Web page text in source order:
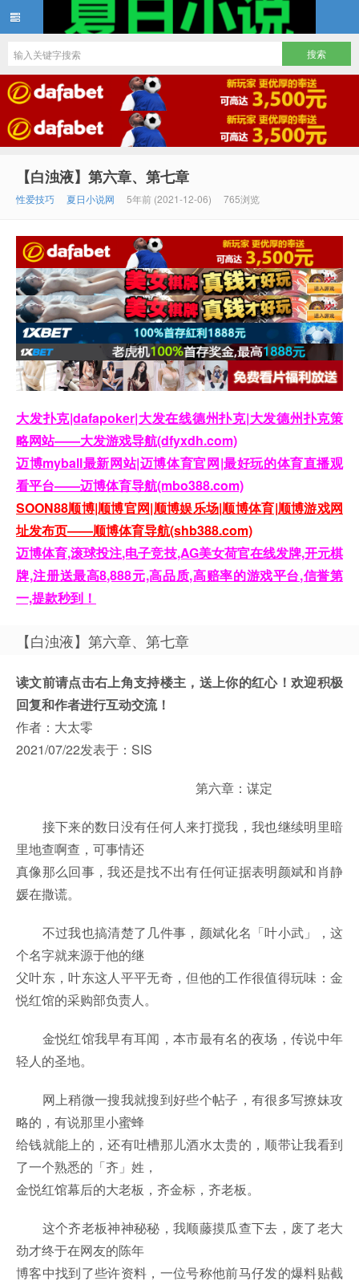
夏日小说
【白浊液】第六章、第七章
性爱技巧 夏日小说网 5年前 (2021-12-06) 765浏览
大发扑克|dafapoker|大发在线德州扑克|大发德州扑克策
略网站——大发游戏导航(dfyxdh.com)
迈博myball最新网站|迈博体育官网|最好玩的体育直播观
看平台——迈博体育导航(mbo388.com)
SOON88顺博|顺博官网|顺博娱乐场|顺博体育|顺博游戏网
址发布页——顺博体育导航(shb388.com)
迈博体育,滚球投注,电子竞技,AG美女荷官在线发牌,开元棋
牌,注册送最高8,888元,高品质,高赔率的游戏平台,信誉第
一,提款秒到！
【白浊液】第六章、第七章
读文前请点击右上角支持楼主，送上你的红心！欢迎积极
回复和作者进行互动交流！
作者：大太零
2021/07/22发表于：SIS
第六章：谋定
接下来的数日没有任何人来打搅我，我也继续明里暗
里地查啊查，可事情还
真像那么回事，我还是找不出有任何证据表明颜斌和肖静
媛在撒谎。
不过我也搞清楚了几件事，颜斌化名「叶小武」，这
个名字就来源于他的继
父叶东，叶东这人平平无奇，但他的工作很值得玩味：金
悦红馆的采购部负责人。
金悦红馆我早有耳闻，本市最有名的夜场，传说中年
轻人的圣地。
网上稍微一搜我就搜到好些个帖子，有很多写撩妹攻
略的，有说那里小蜜蜂
给钱就能上的，还有吐槽那儿酒水太贵的，顺带让我看到
了一个熟悉的「齐」姓，
金悦红馆幕后的大老板，齐金标，齐老板。
这个齐老板神神秘秘，我顺藤摸瓜查下去，废了老大
劲才终于在网友的陈年
博客中找到了些许资料，一位号称他前马仔发的爆料贴截